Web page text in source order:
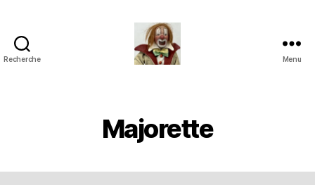
Recherche
Collection
Menu
Majorette